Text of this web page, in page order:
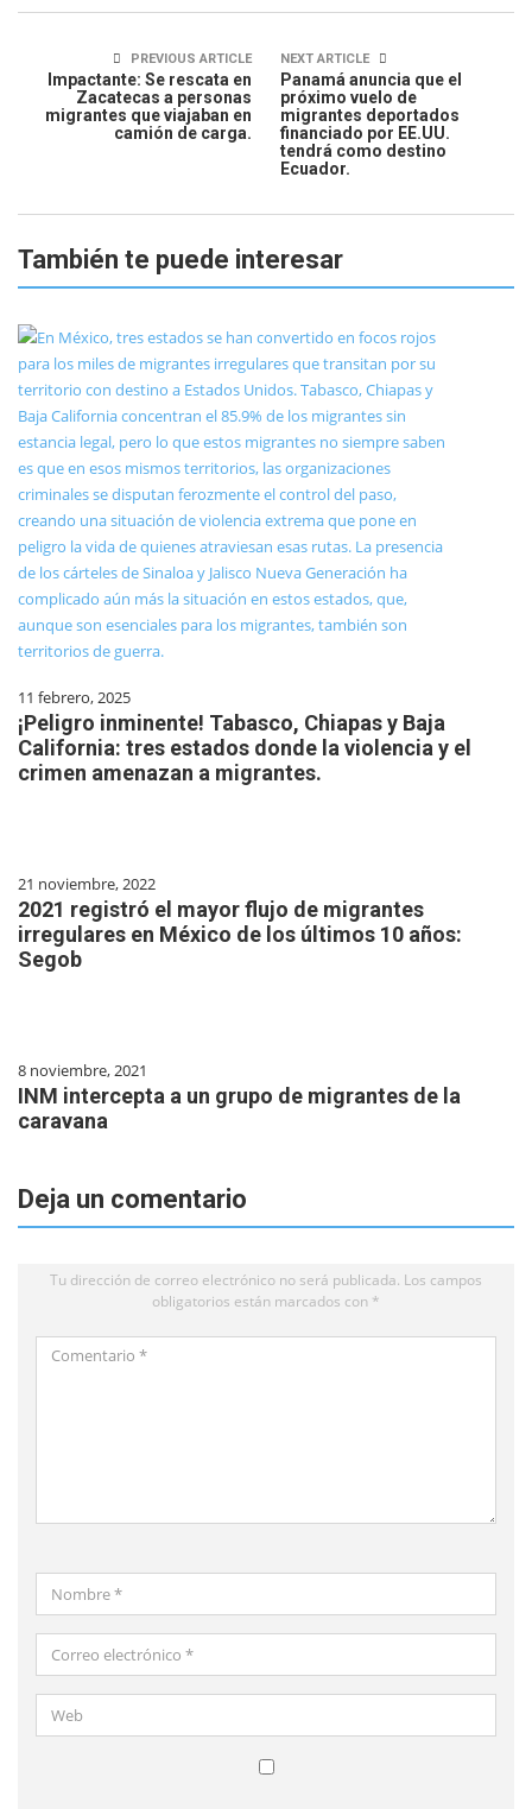
PREVIOUS ARTICLE
Impactante: Se rescata en
Zacatecas a personas
migrantes que viajaban en
camión de carga.
NEXT ARTICLE
Panamá anuncia que el
próximo vuelo de
migrantes deportados
financiado por EE.UU.
tendrá como destino
Ecuador.
También te puede interesar
11 febrero, 2025
¡Peligro inminente! Tabasco, Chiapas y Baja
California: tres estados donde la violencia y el
crimen amenazan a migrantes.
21 noviembre, 2022
2021 registró el mayor flujo de migrantes
irregulares en México de los últimos 10 años:
Segob
8 noviembre, 2021
INM intercepta a un grupo de migrantes de la
caravana
Deja un comentario
Tu dirección de correo electrónico no será publicada. Los campos
obligatorios están marcados con *
Comentario
Nombre
*
Correo
electrónico
*Web